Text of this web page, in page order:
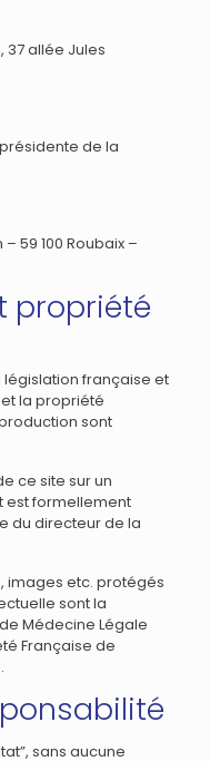
37 allée Jules
présidente de la
59 100 Roubaix –
propriété
législation française et
la propriété
sont
ce site sur un
est formellement
du directeur de la
images etc. protégés
sont la
Médecine Légale
Française de
sans aucune